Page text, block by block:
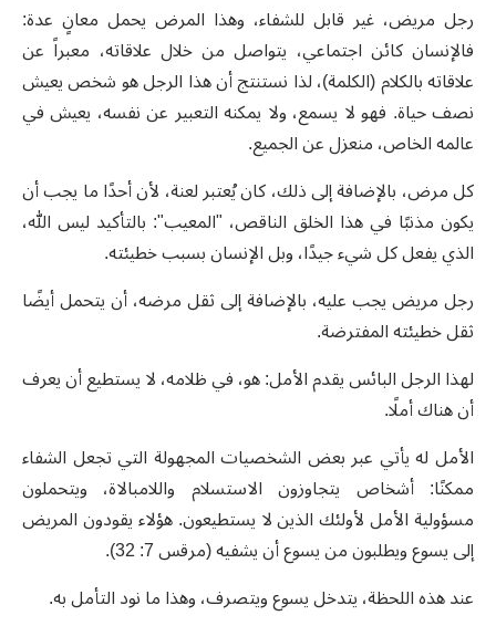
رجل مريض، غير قابل للشفاء، وهذا المرض يحمل معانٍ عدة:
فالإنسان كائن اجتماعي، يتواصل من خلال علاقاته، معبراً عن
علاقاته بالكلام (الكلمة)، لذا نستنتج أن هذا الرجل هو شخص يعيش
نصف حياة. فهو لا يسمع، ولا يمكنه التعبير عن نفسه، يعيش في
عالمه الخاص، منعزل عن الجميع.
كل مرض، بالإضافة إلى ذلك، كان يُعتبر لعنة، لأن أحدًا ما يجب أن
يكون مذنبًا في هذا الخلق الناقص، "المعيب": بالتأكيد ليس الله،
الذي يفعل كل شيء جيدًا، وبل الإنسان بسبب خطيئته.
رجل مريض يجب عليه، بالإضافة إلى ثقل مرضه، أن يتحمل أيضًا
ثقل خطيئته المفترضة.
لهذا الرجل البائس يقدم الأمل: هو، في ظلامه، لا يستطيع أن يعرف
أن هناك أملًا.
الأمل له يأتي عبر بعض الشخصيات المجهولة التي تجعل الشفاء
ممكنًا: أشخاص يتجاوزون الاستسلام واللامبالاة، ويتحملون
مسؤولية الأمل لأولئك الذين لا يستطيعون. هؤلاء يقودون المريض
إلى يسوع ويطلبون من يسوع أن يشفيه (مرقس 7: 32).
عند هذه اللحظة، يتدخل يسوع ويتصرف، وهذا ما نود التأمل به.